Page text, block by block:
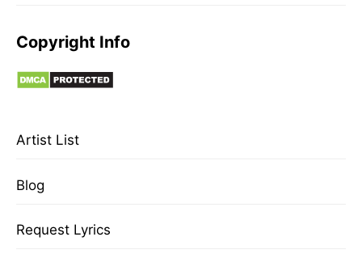
Copyright Info
Artist List
Blog
Request Lyrics